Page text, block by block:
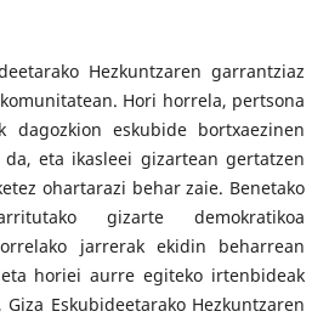
Hezkuntzaren garrantziaz
Hori horrela, pertsona
dagozkion eskubide bortxaezinen
da, eta ikasleei gizartean gertatzen
ohartarazi behar zaie. Benetako
gizarte demokratikoa
jarrerak ekidin beharrean
horiei aurre egiteko irtenbideak
Eskubideetarako Hezkuntzaren